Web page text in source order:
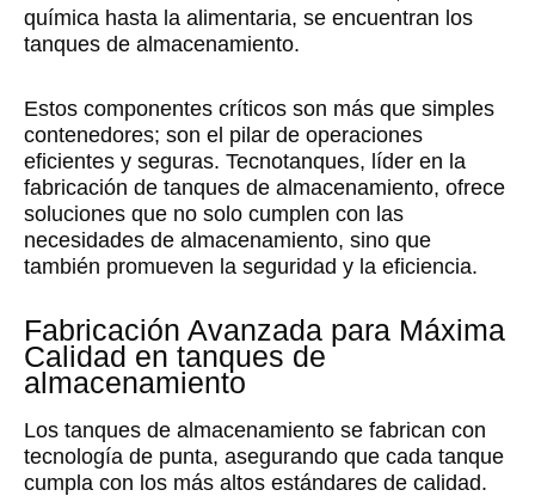
química hasta la alimentaria, se encuentran los
tanques de almacenamiento.
Estos componentes críticos son más que simples
contenedores; son el pilar de operaciones
eficientes y seguras. Tecnotanques, líder en la
fabricación de tanques de almacenamiento, ofrece
soluciones que no solo cumplen con las
necesidades de almacenamiento, sino que
también promueven la seguridad y la eficiencia.
Fabricación Avanzada para Máxima
Calidad en tanques de
almacenamiento
Los tanques de almacenamiento se fabrican con
tecnología de punta, asegurando que cada tanque
cumpla con los más altos estándares de calidad.